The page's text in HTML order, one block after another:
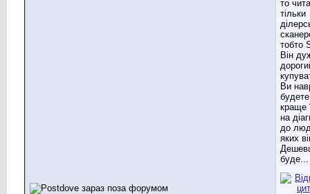
то
тільки
тобто
Він
Ви
краще
на
до
яких
буде...